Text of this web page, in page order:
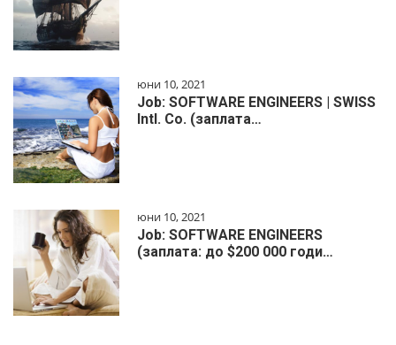
юни 10, 2021
Job: SOFTWARE ENGINEERS | SWISS
Intl. Co. (заплата…
юни 10, 2021
Job: SOFTWARE ENGINEERS
(заплата: до $200 000 годи…